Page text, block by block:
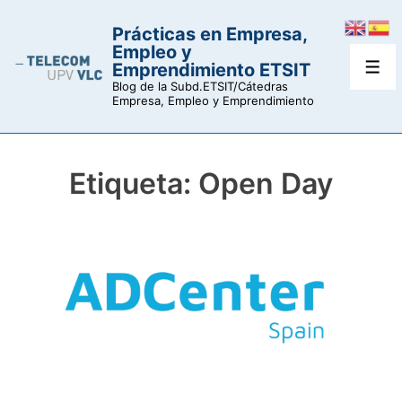
Prácticas en Empresa,
Empleo y
Emprendimiento ETSIT
Blog de la Subd.ETSIT/Cátedras
Empresa, Empleo y Emprendimiento
Etiqueta: Open Day